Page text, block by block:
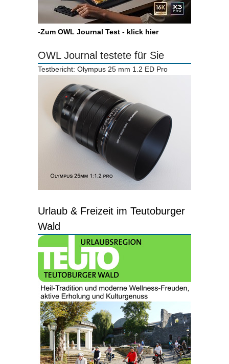
-Zum OWL Journal Test - klick hier
OWL Journal testete für Sie
Testbericht: Olympus 25 mm 1.2 ED Pro
Urlaub & Freizeit im Teutoburger
Wald